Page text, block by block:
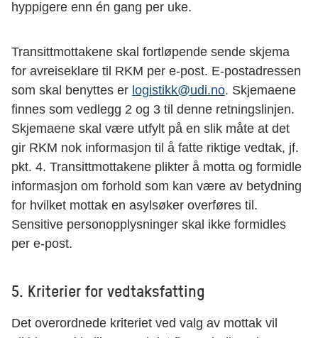
hyppigere enn én gang per uke.
Transittmottakene skal fortløpende sende skjema
for avreiseklare til RKM per e-post. E-postadressen
som skal benyttes er logistikk@udi.no. Skjemaene
finnes som vedlegg 2 og 3 til denne retningslinjen.
Skjemaene skal være utfylt på en slik måte at det
gir RKM nok informasjon til å fatte riktige vedtak, jf.
pkt. 4. Transittmottakene plikter å motta og formidle
informasjon om forhold som kan være av betydning
for hvilket mottak en asylsøker overføres til.
Sensitive personopplysninger skal ikke formidles
per e-post.
5. Kriterier for vedtaksfatting
Det overordnede kriteriet ved valg av mottak vil